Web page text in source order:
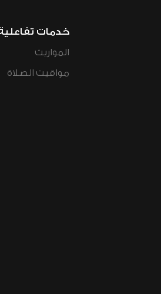
خدمات
المواريث
مواقيت الصلاة